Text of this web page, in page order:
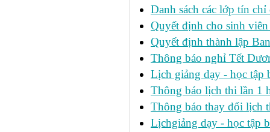
Danh sách các lớp tín
Quyết định cho sinh
Quyết định thành lập
Thông báo nghỉ Tết
Lịch giảng dạy - học tập
Thông báo lịch thi lần 1
Thông báo thay đổi lịch
Lịchgiảng dạy - học tập